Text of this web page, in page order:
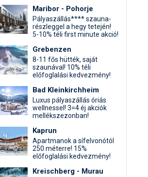
Maribor - Pohorje
Pályaszállás**** szauna-
részleggel a hegy tetején!
5-10% téli first minute akció!
Grebenzen
8-11 fős hütték, saját
szaunával! 10% téli
előfoglalási kedvezmény!
Bad Kleinkirchheim
Luxus pályaszállás óriás
wellnessel! 3=4 éj akciók
mellékszezonban!
Kaprun
Apartmanok a sífelvonótól
250 méterre! 15%
előfoglalási kedvezmény!
Kreischberg - Murau